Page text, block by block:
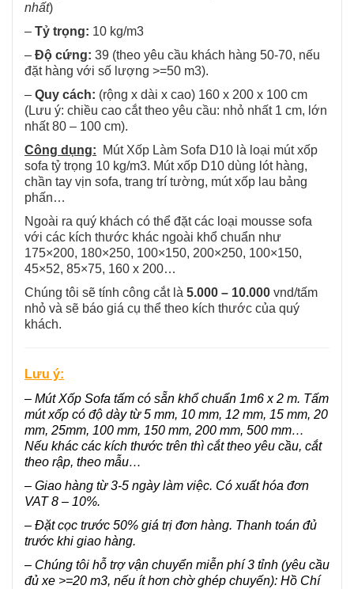
nhất)
– Tỷ trọng: 10 kg/m3
– Độ cứng: 39 (theo yêu cầu khách hàng 50-70, nếu
đặt hàng với số lượng >=50 m3).
– Quy cách: (rộng x dài x cao) 160 x 200 x 100 cm
(Lưu ý: chiều cao cắt theo yêu cầu: nhỏ nhất 1 cm, lớn
nhất 80 – 100 cm).
Công dụng: Mút Xốp Làm Sofa D10 là loại mút xốp
sofa tỷ trọng 10 kg/m3. Mút xốp D10 dùng lót hàng,
chần tay vịn sofa, trang trí tường, mút xốp lau bảng
phấn…
Ngoài ra quý khách có thể đặt các loại mousse sofa
với các kích thước khác ngoài khổ chuẩn như
175×200, 180×250, 100×150, 200×250, 100×150,
45×52, 85×75, 160 x 200…
Chúng tôi sẽ tính công cắt là 5.000 – 10.000 vnd/tấm
nhỏ và sẽ báo giá cụ thể theo kích thước của quý
khách.
Lưu ý:
– Mút Xốp Sofa tấm có sẵn khổ chuẩn 1m6 x 2 m. Tấm
mút xốp có độ dày từ 5 mm, 10 mm, 12 mm, 15 mm, 20
mm, 25mm, 100 mm, 150 mm, 200 mm, 500 mm…
Nếu khác các kích thước trên thì cắt theo yêu cầu, cắt
theo rập, theo mẫu…
– Giao hàng từ 3-5 ngày làm việc. Có xuất hóa đơn
VAT 8 – 10%.
– Đặt cọc trước 50% giá trị đơn hàng. Thanh toán đủ
trước khi giao hàng.
– Chúng tôi hỗ trợ vận chuyển miễn phí 3 tỉnh (yêu cầu
đủ xe >=20 m3, nếu ít hơn chờ ghép chuyến): Hồ Chí